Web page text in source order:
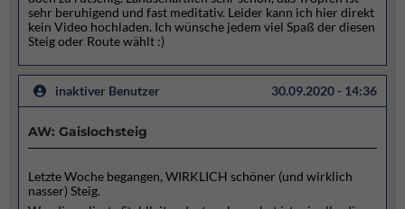
sehr beruhigend und fast meditativ. Leider kann ich hier direkt
kein Video hochladen. Ich wünsche jedem viel Spaß der diesen
Steig oder Route wählt :)
inaktiver Benutzer 30.09.2020 - 14:36
AW: Gaislochsteig
Letzte Woche begangen, WIRKLICH schöner (und wirklich
nasser) Steig.